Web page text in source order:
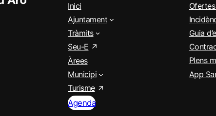
Inici
Ajuntament
Tràmits
Seu-E
Àrees
Municipi
Turisme
Agenda
Guia
Plens
App